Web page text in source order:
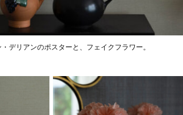
デリアンのポスターと、フェイクフラワー。